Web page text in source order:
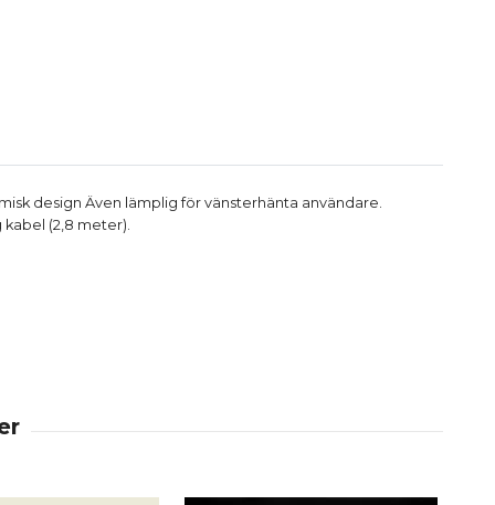
design Även lämplig för vänsterhänta användare.
(2,8 meter).